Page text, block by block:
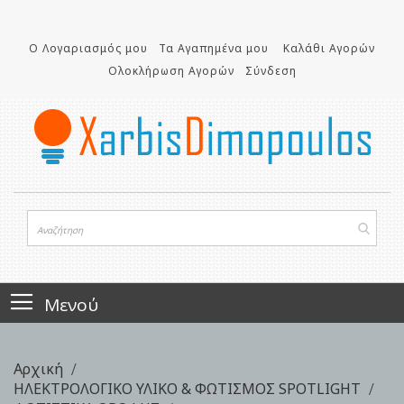
περιεχόμενο
Ο Λογαριασμός μου Τα Αγαπημένα μου
Καλάθι Αγορών
Ολοκλήρωση Αγορών
Σύνδεση
Μενού
Αρχική
ΗΛΕΚΤΡΟΛΟΓΙΚΟ ΥΛΙΚΟ & ΦΩΤΙΣΜΟΣ SPOTLIGHT